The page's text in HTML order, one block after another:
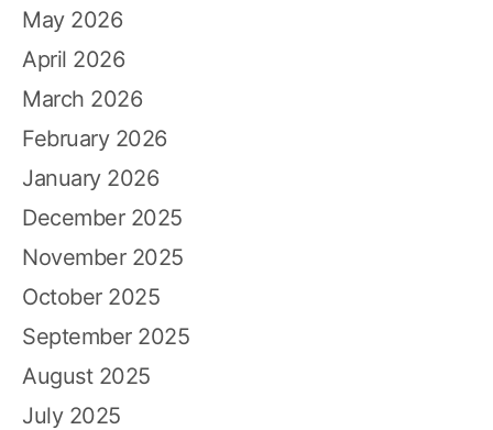
May 2026
April 2026
March 2026
February 2026
January 2026
December 2025
November 2025
October 2025
September 2025
August 2025
July 2025